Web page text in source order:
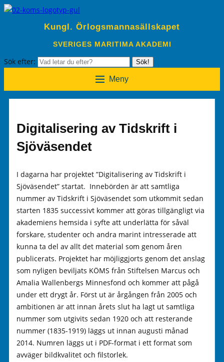
Kungl. Örlogsmannasällskapet
SVERIGES MARITIMA AKADEMI
Sök efter: Sök!
Meny
Digitalisering av Tidskrift i
Sjöväsendet
I dagarna har projektet ”Digitalisering av Tidskrift i
Sjöväsendet” startat. Innebörden är att samtliga
nummer av Tidskrift i Sjöväsendet som utkommit sedan
starten 1835 successivt kommer att göras tillgängligt via
akademiens hemsida i syfte att underlätta för såväl
forskare, studenter och andra marint intresserade att
kunna ta del av allt det material som genom åren
publicerats. Projektet har möjliggjorts genom det anslag
som nyligen beviljats KÖMS från Stiftelsen Marcus och
Amalia Wallenbergs Minnesfond och kommer att pågå
under ett drygt år. Först ut är årgången från 2005 och
ambitionen är att innan årets slut ha lagt ut samtliga
nummer som utgivits sedan 1920 och att resterande
nummer (1835-1919) läggs ut innan augusti månad
2014. Numren läggs ut i PDF-format i ett format som
avväger bildkvalitet och filstorlek.